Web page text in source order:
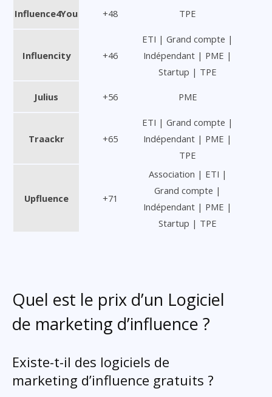
Influence4You +48 TPE
Influencity +46
ETI | Grand compte |
Indépendant | PME |
Startup | TPE
Julius +56 PME
Traackr +65
ETI | Grand compte |
Indépendant | PME |
TPE
Upfluence +71
Association | ETI |
Grand compte |
Indépendant | PME |
Startup | TPE
Quel est le prix d’un Logiciel
de marketing d’influence ?
Existe-t-il des logiciels de
marketing d’influence gratuits ?